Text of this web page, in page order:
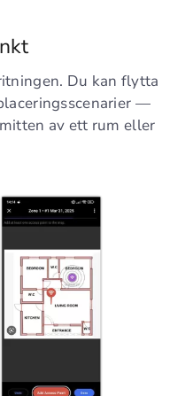
Du kan flytta
—
av ett rum eller